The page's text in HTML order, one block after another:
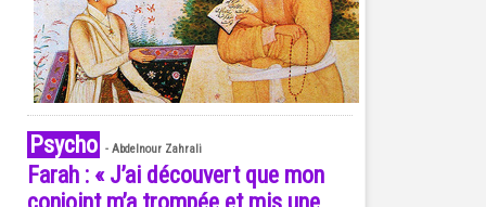
Psycho - Abdelnour Zahrali
Farah : « J’ai découvert que mon